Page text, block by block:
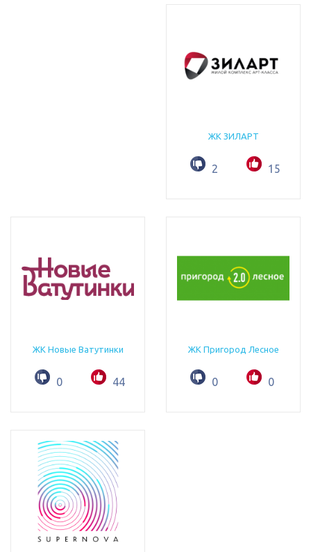
ЖК ЗИЛАРТ
2 15
ЖК Новые Ватутинки
0 44
ЖК Пригород Лесное
0 0